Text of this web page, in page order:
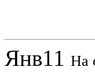
Янв11 На